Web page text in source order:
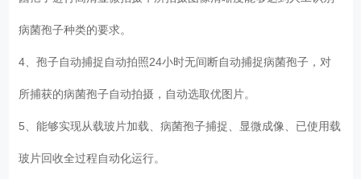
病菌孢子种类的要求。
4、孢子自动捕捉自动拍照24小时无间断自动捕捉病菌孢子，对
所捕获的病菌孢子自动拍摄，自动选取优图片。
5、能够实现从载玻片加载、病菌孢子捕捉、显微成像、已使用载
玻片回收全过程自动化运行。